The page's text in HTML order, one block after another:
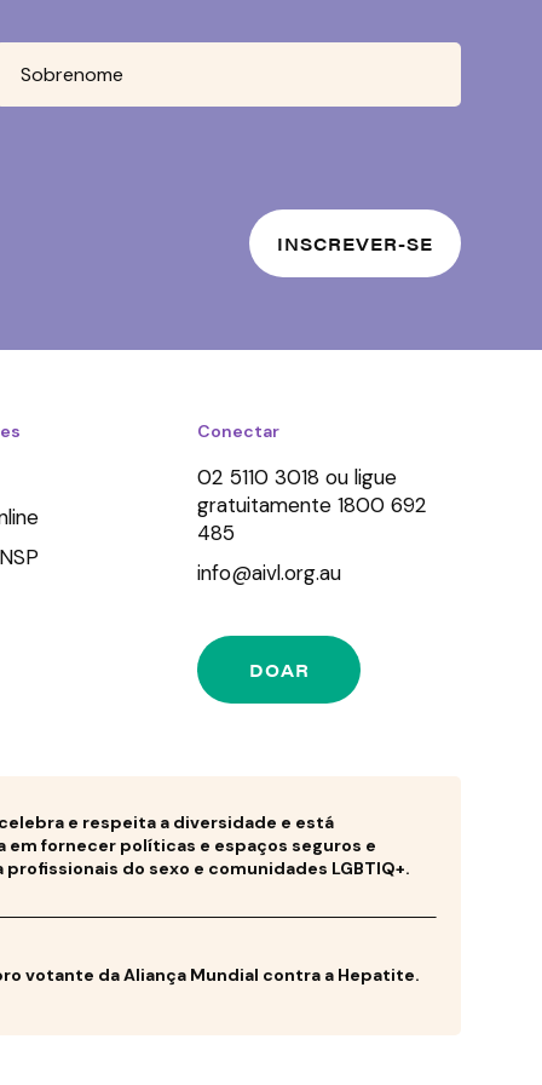
Conectar
02 5110 3018 ou ligue
gratuitamente 1800 692
485
info@aivl.org.au
DOAR
e respeita a diversidade e está
fornecer políticas e espaços seguros e
do sexo e comunidades LGBTIQ+.
votante da Aliança Mundial contra a Hepatite.